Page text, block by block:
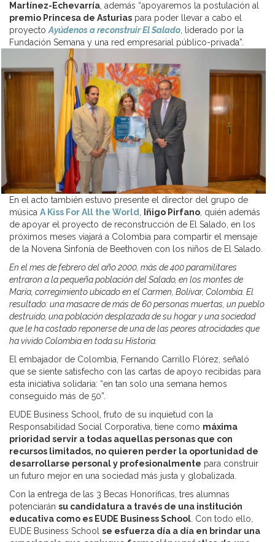
Martínez-Echevarría , además “apoyaremos la postulación al
premio Princesa de Asturias para poder llevar a cabo el
proyecto Ayúdenos a reconstruir El Salado , liderado por la
Fundación Semana y una red empresarial público-privada”.
En el acto también estuvo presente el director del grupo de
música A Kiss For All the World Iñigo Pirfano , quién además
de apoyar el proyecto de reconstrucción de El Salado, en los
próximos meses viajará a Colombia para compartir el mensaje
de la Novena Sinfonía de Beethoven con los niños de El Salado.
En el mes de febrero del año 2000, más de 400 paramilitares
entraron a la pequeña población del Salado, en los montes de
María, corregimiento ubicado en el Carmen, Bolívar, Colombia. El
resultado: una masacre de más de 60 personas muertas, un pueblo
destruido, una población desplazada de su hogar y una sociedad
que le ha costado reponerse de una de las peores atrocidades que
ha vivido Colombia en toda su Historia.
El embajador de Colombia, Fernando Carrillo Flórez, señaló
que se siente satisfecho con las cartas de apoyo recibidas para
esta iniciativa solidaria: “en tan solo una semana hemos
conseguido más de 50”.
EUDE Business School, fruto de su inquietud con la
Responsabilidad Social Corporativa, tiene como máxima
prioridad servir a todas aquellas personas que con
recursos limitados, no quieren perder la oportunidad de
desarrollarse personal y profesionalmente para construir
un futuro mejor en una sociedad más justa y globalizada.
Con la entrega de las 3 Becas Honoríficas, tres alumnas
potenciarán su candidatura a través de una institución
educativa como es EUDE Business School . Con todo ello,
EUDE Business School se esfuerza día a día en brindar una